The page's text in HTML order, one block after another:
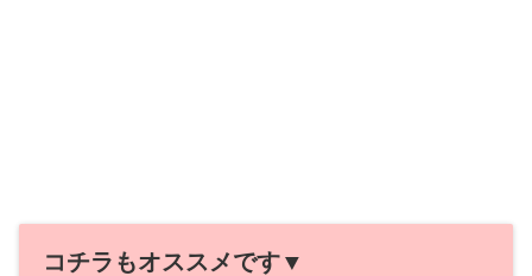
コチラもオススメです▼